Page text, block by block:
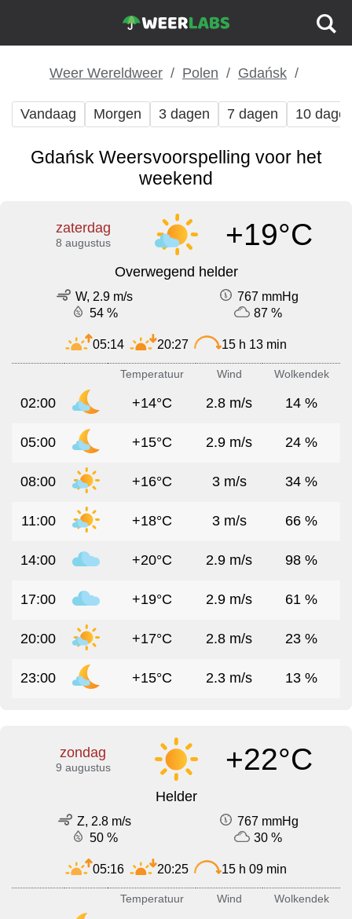
Weer Wereldweer Polen Gdańsk
Vandaag Morgen 3 dagen 7 dagen 10
Gdańsk Weersvoorspelling voor het
weekend
zaterdag
8 augustus +19°C
Overwegend helder
W, 2.9 m/s
767 mmHg
54 %
87 %
05:14 20:27 15 h 13 min
Temperatuur Wind Wolkendek
02:00 +14°C 2.8 m/s 14 %
05:00 +15°C 2.9 m/s 24 %
08:00 +16°C 3 m/s 34 %
11:00 +18°C 3 m/s 66 %
14:00 +20°C 2.9 m/s 98 %
17:00 +19°C 2.9 m/s 61 %
20:00 +17°C 2.8 m/s 23 %
23:00 +15°C 2.3 m/s 13 %
zondag
9 augustus +22°C
Helder
Z, 2.8 m/s
767 mmHg
50 %
30 %
05:16 20:25 15 h 09 min
Temperatuur Wind Wolkendek